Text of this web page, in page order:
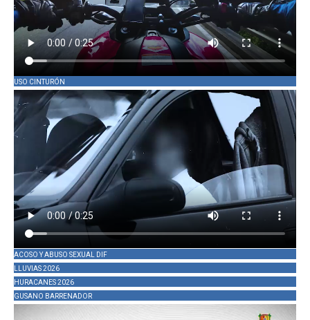
USO CINTURÓN
ACOSO Y ABUSO SEXUAL DIF
LLUVIAS 2026
HURACANES 2026
GUSANO BARRENADOR